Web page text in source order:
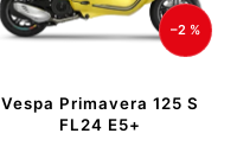
–2 %
Vespa Primavera 125 S
FL24 E5+